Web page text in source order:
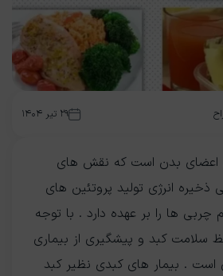
۲۹ تیر ۱۴۰۴
اعضای بدن است که نقش های
انرژی تولید پروتئین های
چربی ها را بر عهده دارد . با توجه
سلامت کبد و پیشگیری از بیماری
. بیمار های کبدی نظیر کبد